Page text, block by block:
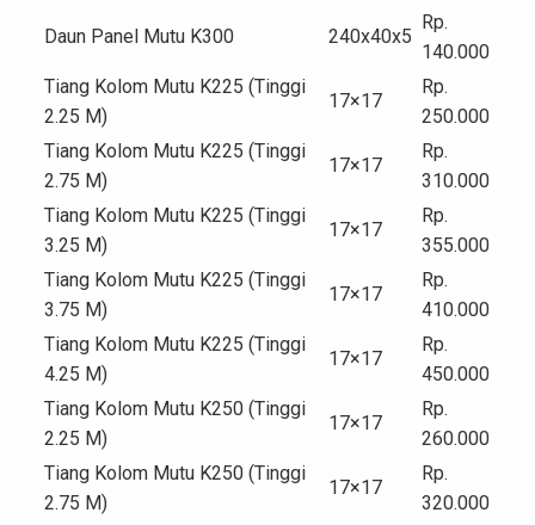
Daun Panel Mutu K300 240x40x5
Rp.
140.000
Tiang Kolom Mutu K225 (Tinggi
2.25 M)
17×17
Rp.
250.000
Tiang Kolom Mutu K225 (Tinggi
2.75 M)
17×17
Rp.
310.000
Tiang Kolom Mutu K225 (Tinggi
3.25 M)
17×17
Rp.
355.000
Tiang Kolom Mutu K225 (Tinggi
3.75 M)
17×17
Rp.
410.000
Tiang Kolom Mutu K225 (Tinggi
4.25 M)
17×17
Rp.
450.000
Tiang Kolom Mutu K250 (Tinggi
2.25 M)
17×17
Rp.
260.000
Tiang Kolom Mutu K250 (Tinggi
2.75 M)
17×17
Rp.
320.000